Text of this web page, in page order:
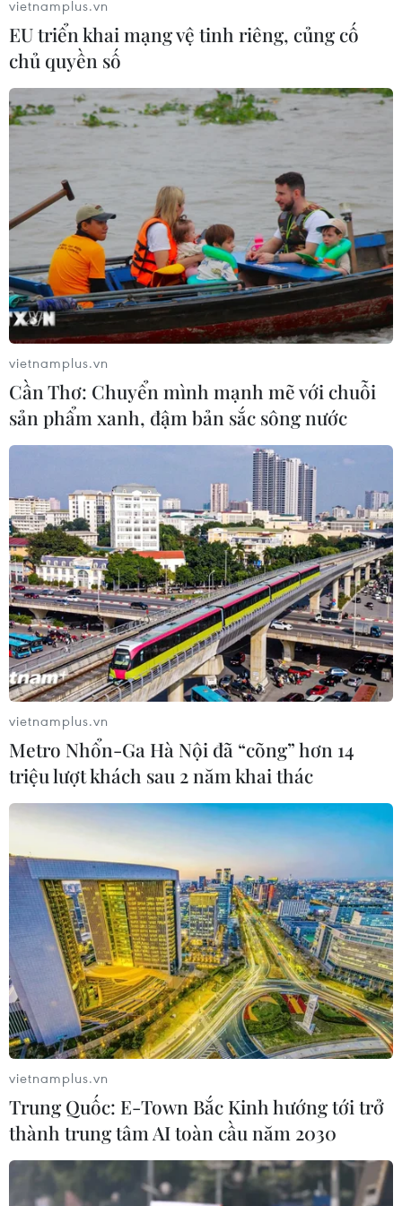
Hamas cân nhắc thả con tin Israel theo
từng giai đoạn
11/04/2024 01:05
Trong giai đoạn đầu, Hamas sẽ thả tất cả phụ nữ dân
sự, trẻ em, con tin người già và bệnh nhân của Israel,
để đổi lấy phụ nữ, trẻ vị thành niên, người già và tù
nhân ốm yếu Palestine.
vietnamplus.vn
EU triển khai mạng vệ tinh riêng, củng cố
chủ quyền số
vietnamplus.vn
Cần Thơ: Chuyển mình mạnh mẽ với chuỗi
sản phẩm xanh, đậm bản sắc sông nước
vietnamplus.vn
Metro Nhổn-Ga Hà Nội đã “cõng” hơn 14
triệu lượt khách sau 2 năm khai thác
vietnamplus.vn
Trung Quốc: E-Town Bắc Kinh hướng tới trở
thành trung tâm AI toàn cầu năm 2030